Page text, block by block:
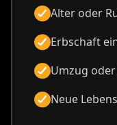
Alter oder
Erbschaft
Umzug
Neue